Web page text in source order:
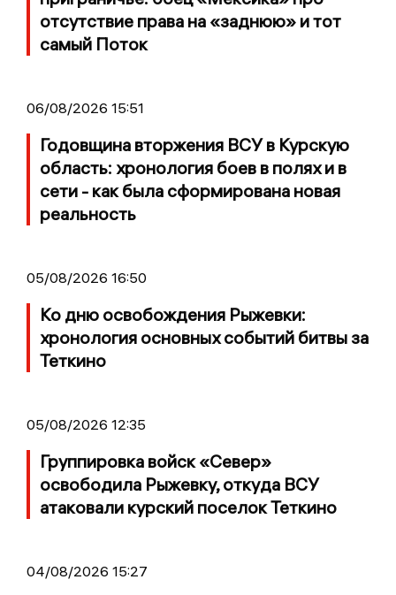
отсутствие права на «заднюю» и тот
самый Поток
06/08/2026 15:51
Годовщина вторжения ВСУ в Курскую
область: хронология боев в полях и в
сети - как была сформирована новая
реальность
05/08/2026 16:50
Ко дню освобождения Рыжевки:
хронология основных событий битвы за
Теткино
05/08/2026 12:35
Группировка войск «Север»
освободила Рыжевку, откуда ВСУ
атаковали курский поселок Теткино
04/08/2026 15:27